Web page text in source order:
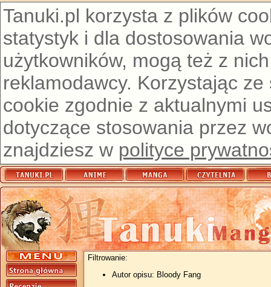
Tanuki.pl korzysta z plików
statystyk i dla dostosowania
użytkowników, mogą też z
reklamodawcy. Korzystając
cookie zgodnie z aktualnymi
dotyczące stosowania przez
znajdziesz w polityce
Filtrowanie:
Autor opisu: Bloody Fang